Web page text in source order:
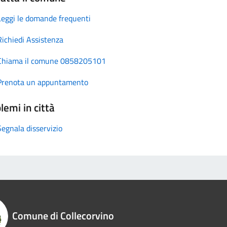
le domande frequenti
Assistenza
il comune 0858205101
un appuntamento
in città
disservizio
Comune di Collecorvino